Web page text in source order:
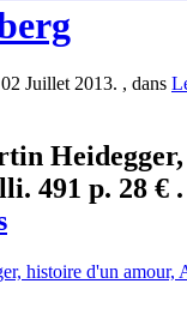
Juillet 2013. , dans
491 p. 28 €